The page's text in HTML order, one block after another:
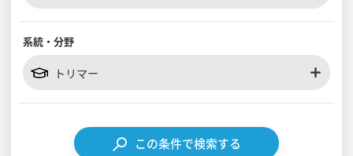
系統・分野
トリマー
この条件で検索する